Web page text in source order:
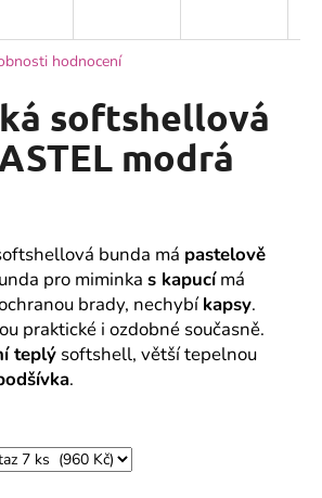
hodnocení
softshellová
modrá
bunda má pastelově
pro miminka s kapucímá
brady, nechybíkapsy.
praktické i ozdobné současně.
teplý softshell, větší tepelnou
.